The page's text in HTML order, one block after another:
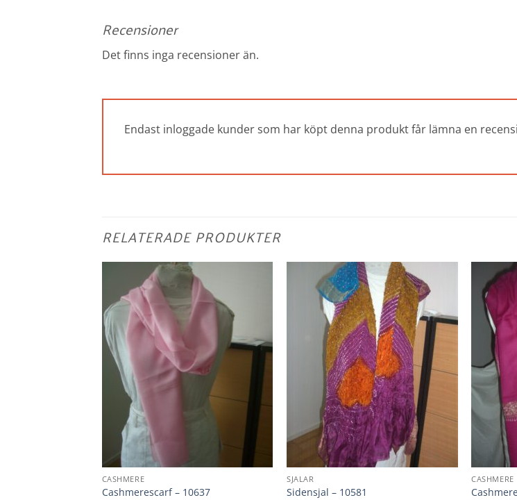
Recensioner
Det finns inga recensioner än.
Endast inloggade kunder som har köpt denna produkt får lämna en
RELATERADE PRODUKTER
CASHMERE
Cashmerescarf – 10637
SJALAR
Sidensjal – 10581
CASHMERE